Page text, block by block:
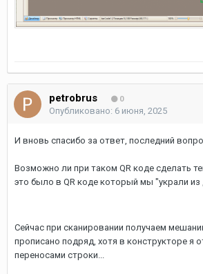
petrobrus 0
Опубликовано: 6 июня, 2025
И вновь спасибо за ответ, последний
Возможно ли при таком QR коде сделать
это было в QR коде который мы "украли из
Сейчас при сканировании получаем
прописано подряд, хотя в конструкторе я
переносами строки...